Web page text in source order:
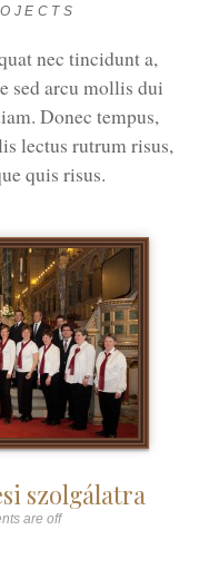
nec tincidunt a,
sed arcu mollis dui
Donec tempus,
lectus rutrum risus,
quis risus.
szolgálatra
are off